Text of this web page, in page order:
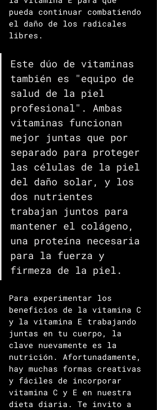
pueda continuar combatiendo
el daño de los radicales
libres.
Este dúo de vitaminas
también es "equipo de
salud de la piel
profesional". Ambas
vitaminas funcionan
mejor juntas que por
separado para proteger
las células de la piel
del daño solar, y los
dos nutrientes
trabajan juntos para
mantener el colágeno,
una proteína necesaria
para la fuerza y ​​
firmeza de la piel.
Para experimentar los
beneficios de la vitamina C
y la vitamina E trabajando
juntas en tu cuerpo, la
clave nuevamente es la
nutrición. Afortunadamente,
hay muchas formas creativas
y fáciles de incorporar
vitamina C y E en nuestra
dieta diaria. Te invito a